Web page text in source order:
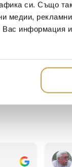
си. Също
медии,
Вас информация